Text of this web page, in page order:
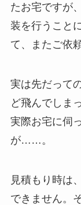
たお宅ですが
装を行うこと
て、またご依
実は先だって
ど飛んでしま
実際お宅に伺
が……。
見積もり時は
できません。